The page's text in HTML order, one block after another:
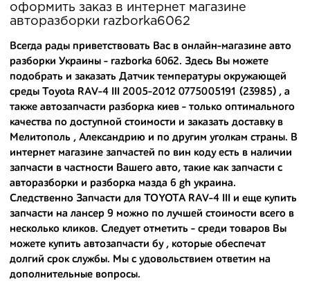
Вашему вниманию предлагаем широкий ассортимент
автозапчастей дляTOYOTA RAV-4 III (XA30) 2005-2012
популярных марок. Мы продаем оригинальные и
высококачественные запчасти, отказываясь от контрафактных
аналогов.
Многие наши оптовые клиенты рекомендуют именно нашу
разборку как надежного и проверенного продавца. Если вам
требуется приобрести оптовую партию деталей для японских
автомобилей, то консультанты нашего интернет-магазина
подберут вам товар и укомплектуют партию. Также мы поможем с
правильным выбором по каталогу автозапчастей.
Купить комплектующие для авто с разборки – хорошее решение.
Ведь наши запчасти:
- доступные по цене;
- сняты только с автомобилей, которые ездили по превосходным
европейским и японским дорогам;
оформить заказ в интернет магазине
авторазборки razborka6062
Всегда рады приветствовать Вас в онлайн-магазине авто
разборки Украины - razborka 6062. Здесь Вы можете
подобрать и заказать Датчик температуры окружающей
среды Toyota RAV-4 III 2005-2012 0775005191 (23985) , а
также автозапчасти разборка киев - только оптимального
качества по доступной стоимости и заказать доставку в
Мелитополь , Александрию и по другим уголкам страны. В
интернет магазине запчастей по вин коду есть в наличии
запчасти в частности Вашего авто, такие какзапчасти с
авторазборки и разборка мазда 6 gh украина.
Следственно Запчасти для TOYOTA RAV-4 III и еще купить
запчасти на лансер 9 можно по лучшей стоимости всего в
несколько кликов. Следует отметить - среди товаров Вы
можете купить автозапчасти бу, которые обеспечат
долгий срок службы. Мы с удовольствием ответим на
дополнительные вопросы.